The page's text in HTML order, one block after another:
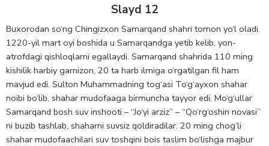
Slayd 12
Buxorodan so‘ng Chingizxon Samarqand shahri tomon yo‘l oladi.
1220-yil mart oyi boshida u Samarqandga yetib kelib, yon-
atrofdagi qishloqlarni egallaydi. Samarqand shahrida 110 ming
kishilik harbiy garnizon, 20 ta harb ilmiga o‘rgatilgan fil ham
mavjud edi. Sulton Muhammadning tog‘asi To‘g‘ayxon shahar
noibi bo‘lib, shahar mudofaaga birmuncha tayyor edi. Mo‘g‘ullar
Samarqand bosh suv inshooti – “Jo‘yi arziz” – “Qo‘rg‘oshin novasi”
ni buzib tashlab, shaharni suvsiz qoldiradilar. 20 ming chog‘li
shahar mudofaachilari suv toshqini bois taslim bo‘lishga majbur